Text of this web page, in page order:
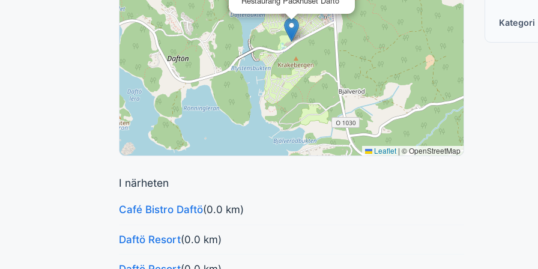
Leaflet | © OpenStreetMap
I närheten
Café Bistro Daftö(0.0 km)
Daftö Resort(0.0 km)
Kategori